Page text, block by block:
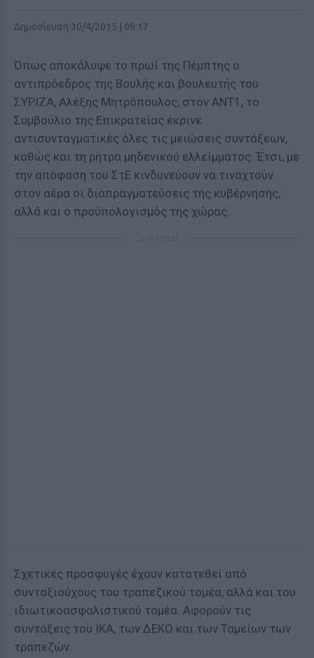
Δημοσίευση 30/4/2015 | 09:17
Όπως αποκάλυψε το πρωί της Πέμπτης ο
αντιπρόεδρος της Βουλής και βουλευτής του
ΣΥΡΙΖΑ, Αλέξης Μητρόπουλος, στον ΑΝΤ1, το
Συμβούλιο της Επικρατείας έκρινε
αντισυνταγματικές όλες τις μειώσεις συντάξεων,
καθώς και τη ρήτρα μηδενικού ελλείμματος. Έτσι, με
την απόφαση του ΣτΕ κινδυνεύουν να τιναχτούν
στον αέρα οι διαπραγματεύσεις της κυβέρνησης,
αλλά και ο προϋπολογισμός της χώρας.
Σχετικές προσφυγές έχουν κατατεθεί από
συνταξιούχους του τραπεζικού τομέα, αλλά και του
ιδιωτικοασφαλιστικού τομέα. Αφορούν τις
συντάξεις του ΙΚΑ, των ΔΕΚΟ και των Ταμείων των
τραπεζών.